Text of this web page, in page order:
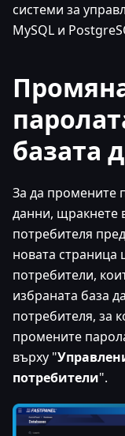
системи за
MySQL и
базата
За да промените
данни, щракнете
потребителя
новата страница
потребители,
избраната база
потребителя, за
промените
върху "
потребители".